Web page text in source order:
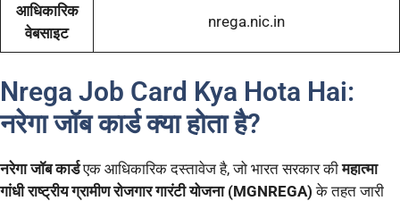
आधिकारिक
वेबसाइट
nrega.nic.in
Nrega Job Card Kya Hota Hai:
नरेगा जॉब कार्ड क्या होता है?
नरेगा जॉब कार्डएक आधिकारिक दस्तावेज है, जो भारत सरकार कीमहात्मा
गांधी राष्ट्रीय ग्रामीण रोजगार गारंटी योजना (MGNREGA) के तहत जारी